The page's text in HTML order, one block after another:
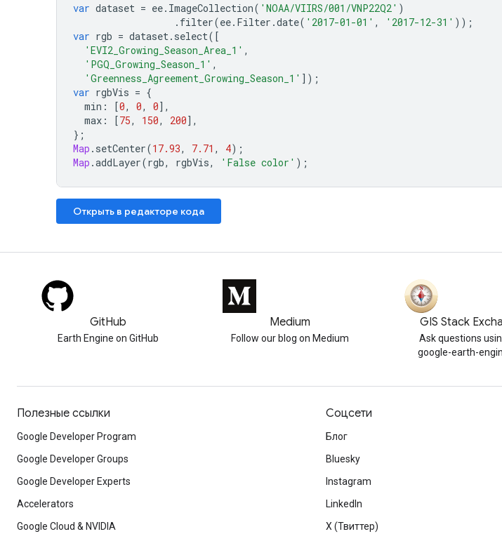
var dataset = ee. ImageCollection( 'NOAA/VIIRS/001/VNP22Q2' )
. filter(ee. Filter .date( '2017-01-01' , '2017-12-31' ));
var rgb = dataset. select([
'EVI2_Growing_Season_Area_1' ,
'PGQ_Growing_Season_1' ,
'Greenness_Agreement_Growing_Season_1' ]);
var rgbVis = {
min : [0, 0, 0],
max : [75, 150, 200],
};
Map . setCenter(17.93, 7.71 , 4);
Map .addLayer(rgb, rgbVis, 'False color' );
Открыть в редакторе кода
GitHub
Earth Engine on GitHub
Medium
Follow our blog on Medium
GIS Stack
Ask questions
google-earth-
Полезные ссылки
Google Developer Program
Google Developer Groups
Google Developer Experts
Accelerators
Google Cloud & NVIDIA
Соцсети
Блог
Bluesky
Instagram
LinkedIn
X (Твиттер)